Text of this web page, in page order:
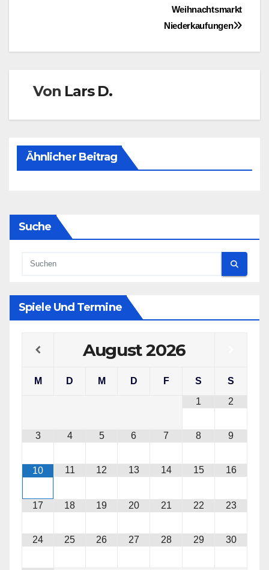
BeitragsnavigationWeihnachtsmarkt
Niederkaufungen
Von Lars D.
Ähnlicher Beitrag
Suche
Spiele Und Termine
August2026
M D M D F S
S
1
2
3 4 5 6 7 8 9
10 11 12 13 14 15 16
17 18 19 20 21 22 23
24 25 26 27 28 29 30